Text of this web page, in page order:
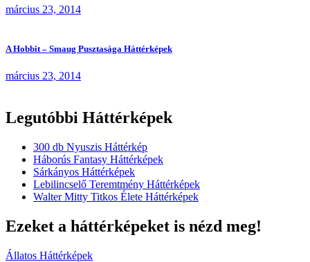
március 23, 2014
A Hobbit – Smaug Pusztasága Háttérképek
március 23, 2014
Legutóbbi Háttérképek
300 db Nyuszis Háttérkép
Háborús Fantasy Háttérképek
Sárkányos Háttérképek
Lebilincselő Teremtmény Háttérképek
Walter Mitty Titkos Élete Háttérképek
Ezeket a háttérképeket is nézd meg!
Állatos Háttérképek